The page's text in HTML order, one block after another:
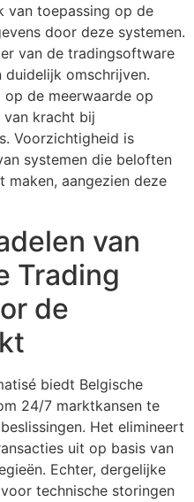
van toepassing op de
door deze systemen.
van de tradingsoftware
omschrijven.
de meerwaarde op
kracht bij
Voorzichtigheid is
systemen die beloften
maken, aangezien deze
van
Trading
de
biedt Belgische
24/7 marktkansen te
Het elimineert
uit op basis van
Echter, dergelijke
technische storingen